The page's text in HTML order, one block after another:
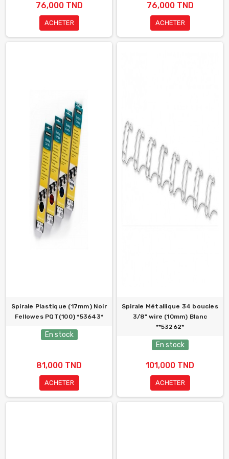
76,000 TND
ACHETER
76,000 TND
ACHETER
Spirale Plastique (17mm) Noir
Fellowes PQT(100) *53643*
En stock
81,000 TND
ACHETER
Spirale Métallique 34 boucles
3/8" wire (10mm) Blanc
**53262*
En stock
101,000 TND
ACHETER